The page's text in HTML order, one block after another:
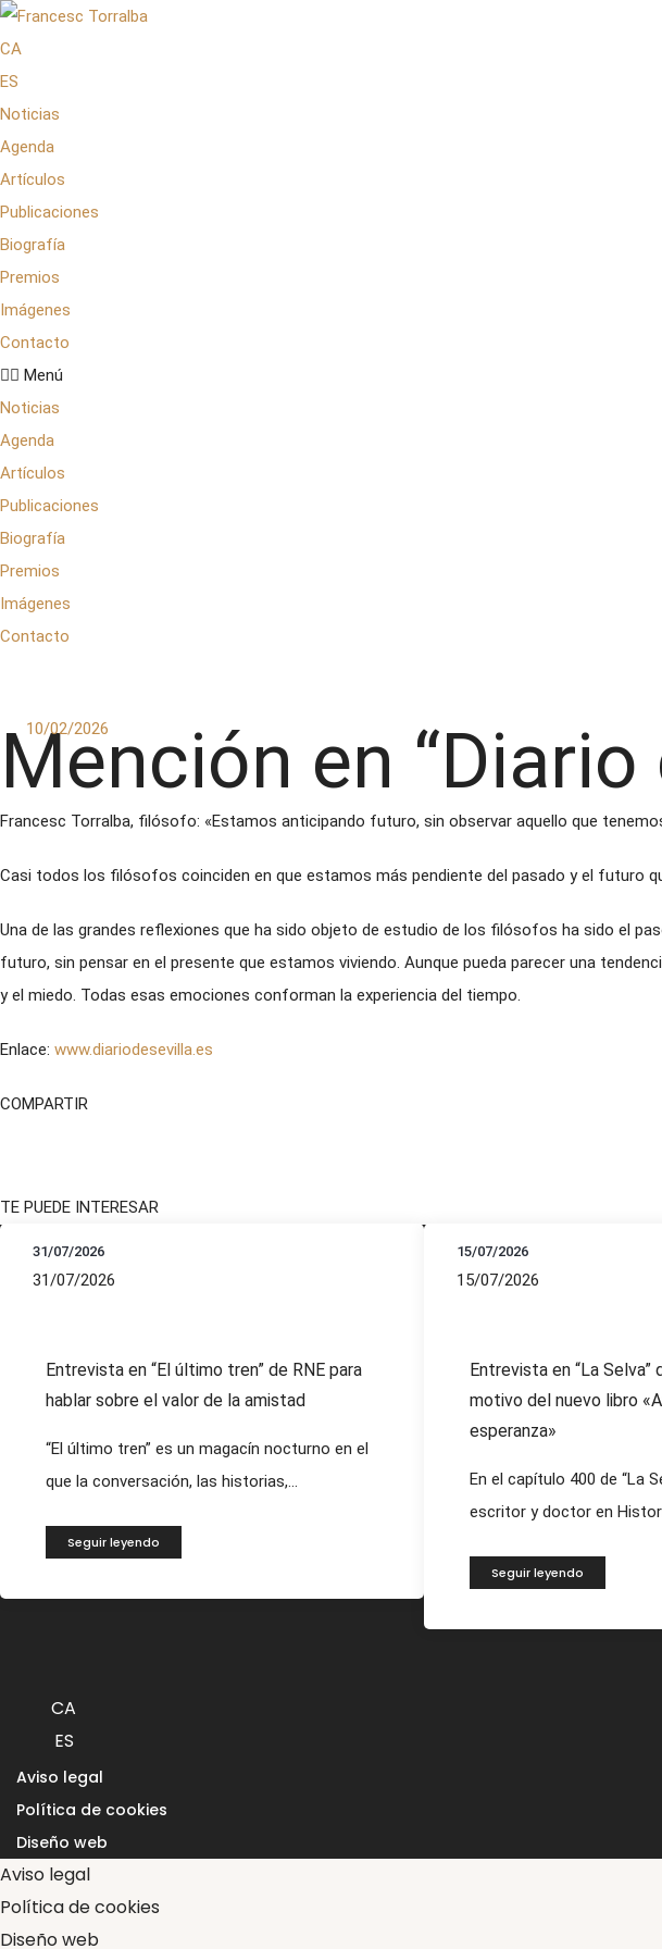
CA
ES
Noticias
Agenda
Artículos
Publicaciones
Biografía
Premios
Imágenes
Contacto
Menú
Noticias
Agenda
Artículos
Publicaciones
Biografía
Premios
Imágenes
Contacto
10/02/2026
Mención en “Diario
Francesc Torralba, filósofo: «Estamos anticipando futuro, sin observar aquello que
Casi todos los filósofos coinciden en que estamos más pendiente del pasado y el futuro
Una de las grandes reflexiones que ha sido objeto de estudio de los filósofos ha sido el
futuro, sin pensar en el presente que estamos viviendo. Aunque pueda parecer una
y el miedo. Todas esas emociones conforman la experiencia del tiempo.
Enlace: www.diariodesevilla.es
COMPARTIR
TE PUEDE INTERESAR
31/07/2026
31/07/2026
Entrevista en “El último tren” de RNE para
hablar sobre el valor de la amistad
“El último tren” es un magacín nocturno en el
que la conversación, las historias,...
Seguir leyendo
15/07/2026
15/07/2026
Entrevista en “La Selva”
motivo del nuevo libro
esperanza»
En el capítulo 400 de “La
escritor y doctor en
Seguir leyendo
CA
ES
Aviso legal
Política de cookies
Diseño web
Aviso legal
Política de cookies
Diseño web